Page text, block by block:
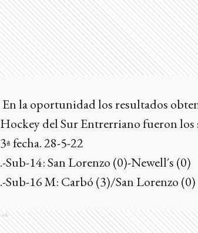
En la oportunidad los resultados
Hockey del Sur Entrerriano fueron los
3ª fecha. 28-5-22
.-Sub-14: San Lorenzo (0)-Newell´s (0)
.-Sub-16 M: Carbó (3)/San Lorenzo (0)
Ads